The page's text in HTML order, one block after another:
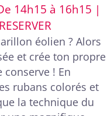
14h15 à 16h15 |
éolien ? Alors
et crée ton propre
! En
rubans colorés et
la technique du